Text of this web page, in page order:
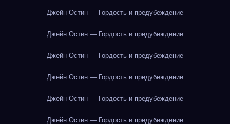
Джейн Остин — Гордость и предубеждение
Джейн Остин — Гордость и предубеждение
Джейн Остин — Гордость и предубеждение
Джейн Остин — Гордость и предубеждение
Джейн Остин — Гордость и предубеждение
Джейн Остин — Гордость и предубеждение